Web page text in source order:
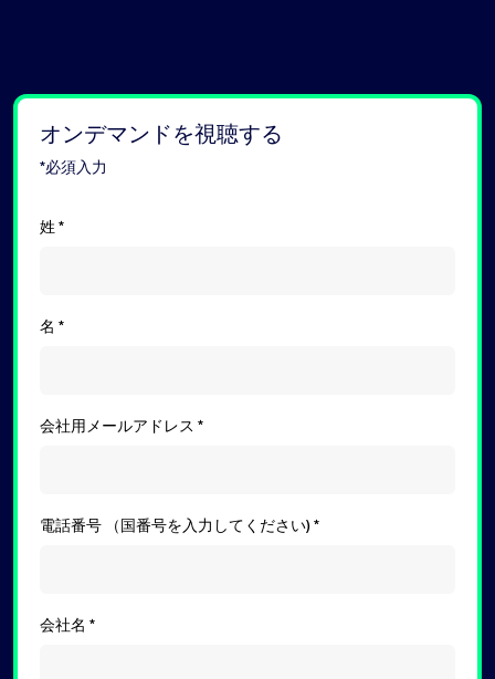
オンデマンドを視聴する
*必須入力
姓
名
会社用メールアドレス
電話番号 （国番号を入力してください)
会社名